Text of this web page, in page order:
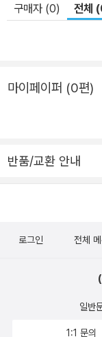
질”과 병행하여 썼다
월 5일 자)고 직접 밝
으며, 추후 피란처에
임시 수도였던 부산
해 후방은 피가 튀고
하기 위해, 먹고살기
‘전쟁터’나 다름없
쟁이라는 사건은 한
인이 처한 계급이나
구매자 (0) 전체
마이페이퍼 (0편)
반품/교환 안내
로그인 전체
일반
1:1 문의